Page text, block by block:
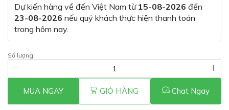
Dự kiến hàng về đến Việt Nam từ 15-08-2026 đến
23-08-2026 nếu quý khách thực hiện thanh toán
trong hôm nay.
Số lượng:
MUA NGAY GIỎ HÀNG Chat Ngay